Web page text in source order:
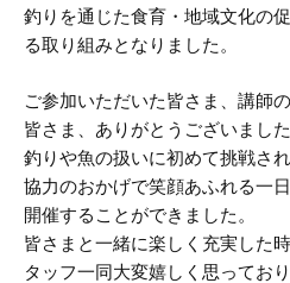
釣りを通じた食育・地域文化の
る取り組みとなりました。
ご参加いただいた皆さま、講師
皆さま、ありがとうございました
釣りや魚の扱いに初めて挑戦さ
協力のおかげで笑顔あふれる一
開催することができました。
皆さまと一緒に楽しく充実した
タッフ一同大変嬉しく思ってお